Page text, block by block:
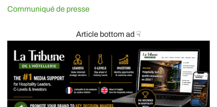
Communiqué de presse
Article bottom ad ☟